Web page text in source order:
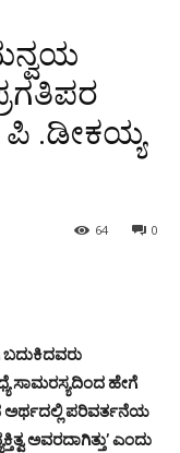
.ಡೀಕಯ್ಯ
0
64
ಬದುಕಿದವರು
ಸಾಮರಸ್ಯದಿಂದ ಹೇಗೆ
ಅರ್ಥದಲ್ಲಿ ಪರಿವರ್ತನೆಯ
ಅವರದಾಗಿತ್ತು’ ಎಂದು